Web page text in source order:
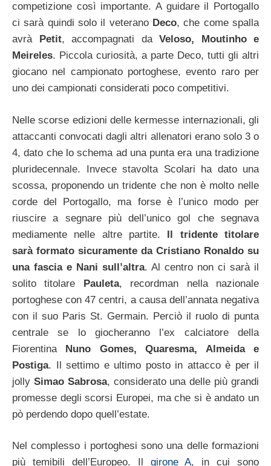
competizione così importante. A guidare il Portogallo
ci sarà quindi solo il veterano Deco, che come spalla
avrà
Petit, accompagnati da Veloso, Moutinho e
Meireles. Piccola curiosità, a parte Deco, tutti gli altri
giocano nel campionato portoghese, evento raro per
uno dei campionati considerati poco competitivi.
Nelle scorse edizioni delle kermesse internazionali, gli
attaccanti convocati dagli altri allenatori erano solo 3 o
4, dato che lo schema ad una punta era una tradizione
pluridecennale. Invece stavolta Scolari ha dato una
scossa, proponendo un tridente che non è molto nelle
corde del Portogallo, ma forse è l’unico modo per
riuscire a segnare più dell’unico gol che segnava
mediamente nelle altre partite. Il tridente titolare
sarà formato sicuramente da Cristiano Ronaldo su
una fascia e Nani sull’altra. Al centro non ci sarà il
solito titolare Pauleta, recordman nella nazionale
portoghese con 47 centri, a causa dell’annata negativa
con il suo Paris St. Germain. Perciò il ruolo di punta
centrale se lo giocheranno l’ex calciatore della
Fiorentina Nuno Gomes, Quaresma, Almeida e
Postiga. Il settimo e ultimo posto in attacco è per il
jolly Simao Sabrosa, considerato una delle più grandi
promesse degli scorsi Europei, ma che si è andato un
pò perdendo dopo quell’estate.
Nel complesso i portoghesi sono una delle formazioni
più temibili dell’Europeo. Il girone A, in cui sono